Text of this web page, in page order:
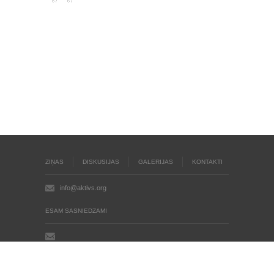
ZIŅAS DISKUSIJAS GALERIJAS KONTAKTI
info@aktivs.org
ESAM SASNIEDZAMI